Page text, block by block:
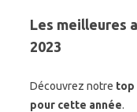
Les meilleures
2023
Découvrez notre top
pour cette année.